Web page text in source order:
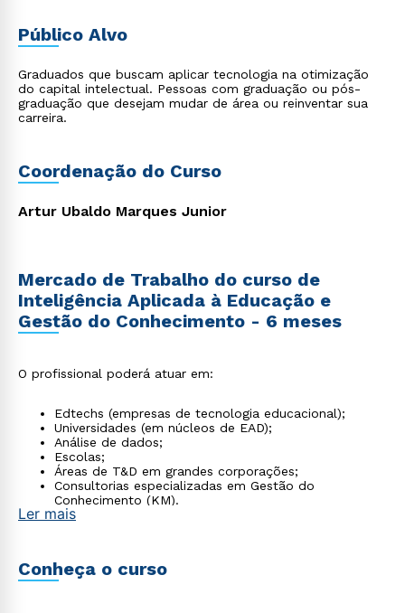
Público Alvo
Graduados que buscam aplicar tecnologia na otimização
do capital intelectual. Pessoas com graduação ou pós-
graduação que desejam mudar de área ou reinventar sua
carreira.
Coordenação do Curso
Artur Ubaldo Marques Junior
Mercado de Trabalho do curso de
Inteligência Aplicada à Educação e
Gestão do Conhecimento - 6 meses
O profissional poderá atuar em:
Edtechs (empresas de tecnologia educacional);
Universidades (em núcleos de EAD);
Análise de dados;
Escolas;
Áreas de T&D em grandes corporações;
Consultorias especializadas em Gestão do
Conhecimento (KM).
Ler mais
Conheça o curso